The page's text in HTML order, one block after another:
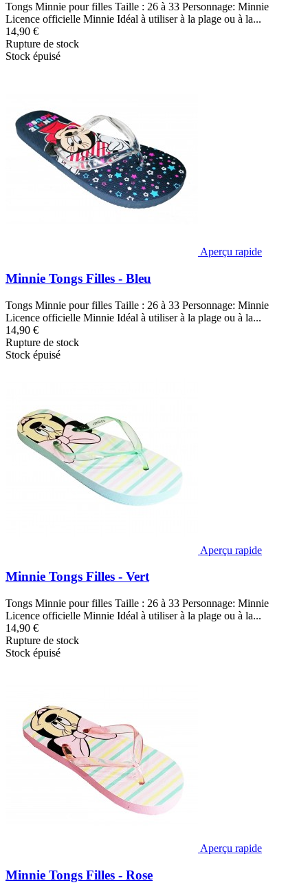
Tongs Minnie pour filles Taille : 26 à 33 Personnage: Minnie
Licence officielle Minnie Idéal à utiliser à la plage ou à la...
14,90 €
Rupture de stock
Stock épuisé
Aperçu rapide
Minnie Tongs Filles - Bleu
Tongs Minnie pour filles Taille : 26 à 33 Personnage: Minnie
Licence officielle Minnie Idéal à utiliser à la plage ou à la...
14,90 €
Rupture de stock
Stock épuisé
Aperçu rapide
Minnie Tongs Filles - Vert
Tongs Minnie pour filles Taille : 26 à 33 Personnage: Minnie
Licence officielle Minnie Idéal à utiliser à la plage ou à la...
14,90 €
Rupture de stock
Stock épuisé
Aperçu rapide
Minnie Tongs Filles - Rose